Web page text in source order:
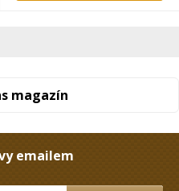
magazín
emailem